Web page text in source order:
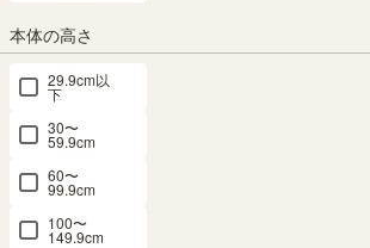
本体の高さ
29.9cm以
下
30〜
59.9cm
60〜
99.9cm
100〜
149.9cm
¥26,800 税込
¥
送料個別
組立サービス